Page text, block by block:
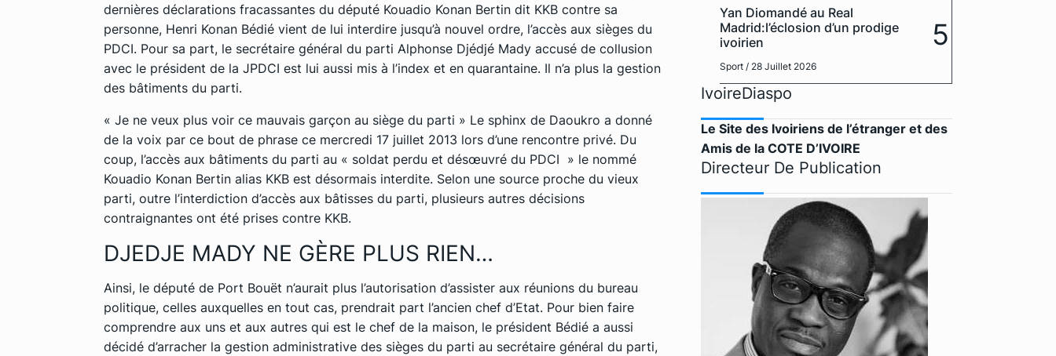
dernières déclarations fracassantes du député Kouadio Konan Bertin dit KKB contre sa
personne, Henri Konan Bédié vient de lui interdire jusqu’à nouvel ordre, l’accès aux sièges du
PDCI. Pour sa part, le secrétaire général du parti Alphonse Djédjé Mady accusé de collusion
avec le président de la JPDCI est lui aussi mis à l’index et en quarantaine. Il n’a plus la gestion
des bâtiments du parti.
« Je ne veux plus voir ce mauvais garçon au siège du parti » Le sphinx de Daoukro a donné
de la voix par ce bout de phrase ce mercredi 17 juillet 2013 lors d’une rencontre privé. Du
coup, l’accès aux bâtiments du parti au « soldat perdu et désœuvré du PDCI » le nommé
Kouadio Konan Bertin alias KKB est désormais interdite. Selon une source proche du vieux
parti, outre l’interdiction d’accès aux bâtisses du parti, plusieurs autres décisions
contraignantes ont été prises contre KKB.
DJEDJE MADY NE GÈRE PLUS RIEN…
Ainsi, le député de Port Bouët n’aurait plus l’autorisation d’assister aux réunions du bureau
politique, celles auxquelles en tout cas, prendrait part l’ancien chef d’Etat. Pour bien faire
comprendre aux uns et aux autres qui est le chef de la maison, le président Bédié a aussi
décidé d’arracher la gestion administrative des sièges du parti au secrétaire général du parti,
Yan Diomandé au Real
Madrid:l’éclosion d’un prodige
ivoirien
Sport / 28 Juillet 2026
5
IvoireDiaspo
Le Site des Ivoiriens de l’étranger et des
Amis de la COTE D’IVOIRE
Directeur De Publication